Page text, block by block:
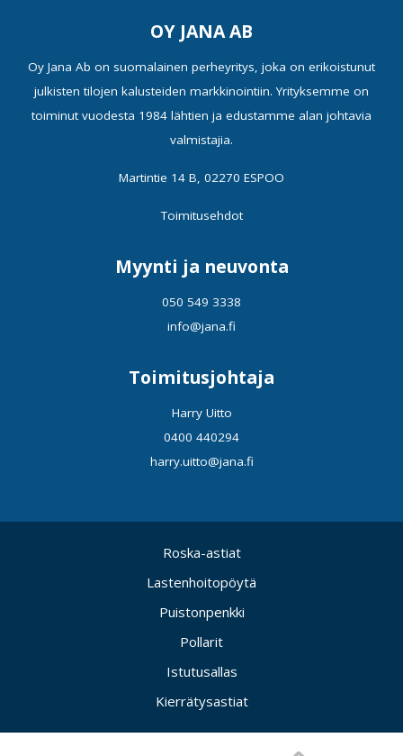
OY JANA AB
Oy Jana Ab on suomalainen perheyritys, joka on erikoistunut
julkisten tilojen kalusteiden markkinointiin. Yrityksemme on
toiminut vuodesta 1984 lähtien ja edustamme alan johtavia
valmistajia.
Martintie 14 B, 02270 ESPOO
Toimitusehdot
Myynti ja neuvonta
050 549 3338
info@jana.fi
Toimitusjohtaja
Harry Uitto
0400 440294
harry.uitto@jana.fi
Roska-astiat
Lastenhoitopöytä
Puistonpenkki
Pollarit
Istutusallas
Kierrätysastiat